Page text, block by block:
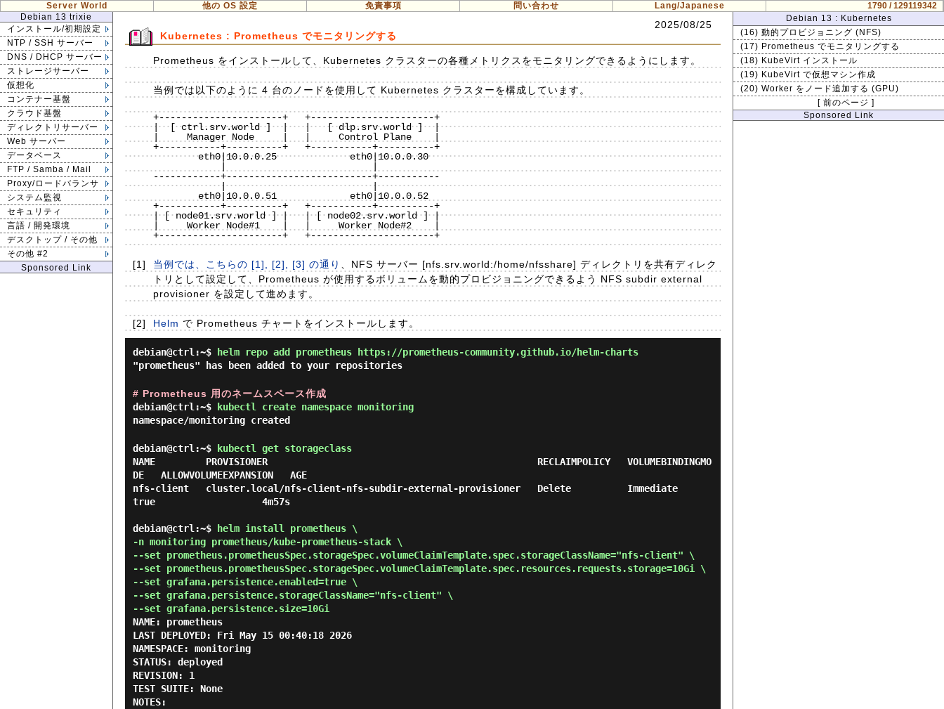
Server World 他の OS 設定 免責事項 問い合わせ Lang/Japanese
1790 / 129119342
Debian 13 trixie
インストール/初期設定
NTP / SSH サーバー
DNS / DHCP サーバー
ストレージサーバー
仮想化
コンテナー基盤
クラウド基盤
ディレクトリサーバー
Web サーバー
データベース
FTP / Samba / Mail
Proxy/ロードバランサ
システム監視
セキュリティ
言語 / 開発環境
デスクトップ / その他
その他 #2
Sponsored Link
Kubernetes : Prometheus でモニタリングする
2025/08/25
Prometheus をインストールして、Kubernetes クラスターの各種メトリクスをモニタリングできるようにします。
当例では以下のように 4 台のノードを使用して Kubernetes クラスターを構成しています。
+----------------------+   +----------------------+
|  [ ctrl.srv.world ]  |   |   [ dlp.srv.world ]  |
|     Manager Node     |   |     Control Plane    |
+-----------+----------+   +-----------+----------+
        eth0|10.0.0.25             eth0|10.0.0.30
------------+--------------------------+-----------
            |                          |
+-----------+----------+   +-----------+----------+
| [ node01.srv.world ] |   | [ node02.srv.world ] |
|     Worker Node#1    |   |     Worker Node#2    |
+----------------------+   +----------------------+
[1] 当例では、こちらの [1], [2], [3] の通り
、NFS サーバー [nfs.srv.world:/home/nfsshare] ディレクトリを共有ディレク
トリとして設定して、Prometheus が使用するボリュームを動的プロビジョニングできるよう NFS subdir external
provisioner を設定して進めます。
[2] Helm で Prometheus チャートをインストールします。
debian@ctrl:~$
helm repo add prometheus https://prometheus-community.github.io/helm-charts
"prometheus" has been added to your repositories
# Prometheus 用のネームスペース作成
debian@ctrl:~$
kubectl create namespace monitoring
namespace/monitoring created
debian@ctrl:~$
kubectl get storageclass
NAME         PROVISIONER                                                RECLAIMPOLICY   VOLUMEBINDINGMO
DE   ALLOWVOLUMEEXPANSION   AGE
nfs-client   cluster.local/nfs-client-nfs-subdir-external-provisioner   Delete          Immediate
true                   4m57s
debian@ctrl:~$
helm install prometheus \
-n monitoring prometheus/kube-prometheus-stack \
--set prometheus.prometheusSpec.storageSpec.volumeClaimTemplate.spec.storageClassName="nfs-client" \
--set prometheus.prometheusSpec.storageSpec.volumeClaimTemplate.spec.resources.requests.storage=10Gi \
--set grafana.persistence.enabled=true \
--set grafana.persistence.storageClassName="nfs-client" \
--set grafana.persistence.size=10Gi
NAME: prometheus
LAST DEPLOYED: Fri May 15 00:40:18 2026
NAMESPACE: monitoring
STATUS: deployed
REVISION: 1
TEST SUITE: None
NOTES:
Debian 13 : Kubernetes
(16) 動的プロビジョニング (NFS)
(17) Prometheus でモニタリングする
(18) KubeVirt インストール
(19) KubeVirt で仮想マシン作成
(20) Worker をノード追加する (GPU)
[ 前のページ ]
Sponsored Link